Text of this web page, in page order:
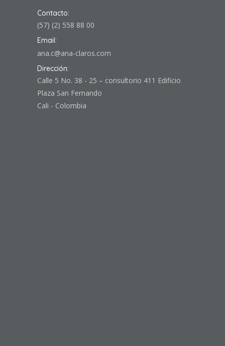
Contacto:
(57) (2) 558 88 00
Email:
ana.c@ana-claros.com
Dirección:
Calle 5 No. 38 - 25 – consultorio 411 Edificio
Plaza San Fernando
Cali - Colombia